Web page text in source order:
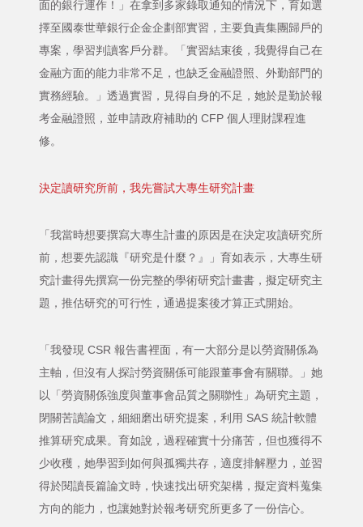
面的銀行運作！」在拿到多家錄取通知的情況下，育如選
擇至國泰世華銀行企金企劃部實習，主要負責集團歸戶的
專案，學習判讀客戶分群。「實習結束後，我覺得自己在
金融方面的能力非常不足，也缺乏金融證照、外勤部門的
實務經驗。」透過實習，見得自身的不足，她於是勤於報
考金融證照，並申請政府補助的 CFP 個人理財課程進
修。
決定讀研究所前，我先嘗試大專生研究計畫
「我當時想要撰寫大專生計畫的原因是在決定攻讀研究所
前，想要先認識『研究是什麼？』」育如表示，大專生研
究計畫得先撰寫一份完整的學術研究計畫書，擬定研究主
題，推估研究的可行性，通過提案後才算正式開始。
「我發現 CSR 報告書裡面，有一大部分是以勞資關係為
主軸，但沒有人探討勞資關係可能跟董事會有關聯。」她
以「勞資關係強度與董事會品質之關聯性」為研究主題，
閉關苦讀論文，細細磨出研究提案，利用 SAS 統計軟體
推算研究成果。育如說，過程確實十分痛苦，但也獲得不
少收穫，她學習到如何與孤獨共存，適度排解壓力，並習
得於閱讀長篇論文時，快速找出研究架構，擬定資料蒐集
方向的能力，也讓她對於報考研究所更多了一份信心。